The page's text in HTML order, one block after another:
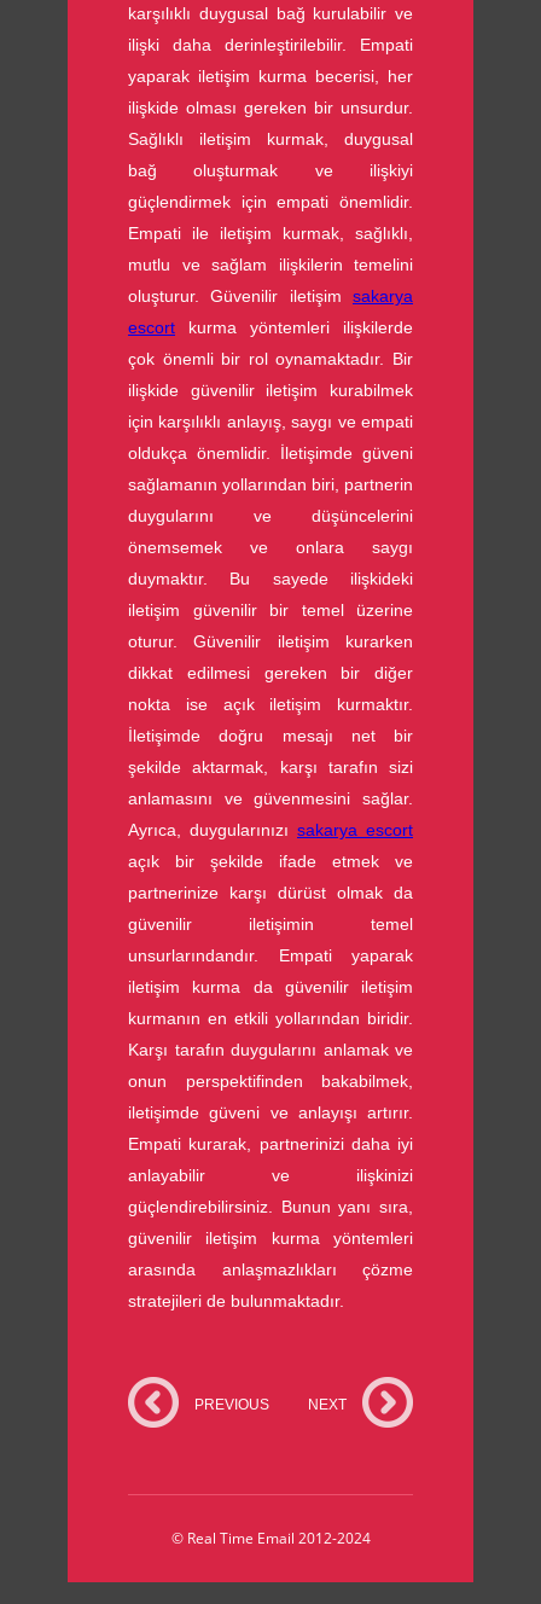
karşılıklı duygusal bağ kurulabilir ve
ilişki daha derinleştirilebilir. Empati
yaparak iletişim kurma becerisi, her
ilişkide olması gereken bir unsurdur.
Sağlıklı iletişim kurmak, duygusal
bağ oluşturmak ve ilişkiyi
güçlendirmek için empati önemlidir.
Empati ile iletişim kurmak, sağlıklı,
mutlu ve sağlam ilişkilerin temelini
oluşturur. Güvenilir iletişim sakarya
escort kurma yöntemleri ilişkilerde
çok önemli bir rol oynamaktadır. Bir
ilişkide güvenilir iletişim kurabilmek
için karşılıklı anlayış, saygı ve empati
oldukça önemlidir. İletişimde güveni
sağlamanın yollarından biri, partnerin
duygularını ve düşüncelerini
önemsemek ve onlara saygı
duymaktır. Bu sayede ilişkideki
iletişim güvenilir bir temel üzerine
oturur. Güvenilir iletişim kurarken
dikkat edilmesi gereken bir diğer
nokta ise açık iletişim kurmaktır.
İletişimde doğru mesajı net bir
şekilde aktarmak, karşı tarafın sizi
anlamasını ve güvenmesini sağlar.
Ayrıca, duygularınızı sakarya escort
açık bir şekilde ifade etmek ve
partnerinize karşı dürüst olmak da
güvenilir iletişimin temel
unsurlarındandır. Empati yaparak
iletişim kurma da güvenilir iletişim
kurmanın en etkili yollarından biridir.
Karşı tarafın duygularını anlamak ve
onun perspektifinden bakabilmek,
iletişimde güveni ve anlayışı artırır.
Empati kurarak, partnerinizi daha iyi
anlayabilir ve ilişkinizi
güçlendirebilirsiniz. Bunun yanı sıra,
güvenilir iletişim kurma yöntemleri
arasında anlaşmazlıkları çözme
stratejileri de bulunmaktadır.
PREVIOUS NEXT
© Real Time Email 2012-2024